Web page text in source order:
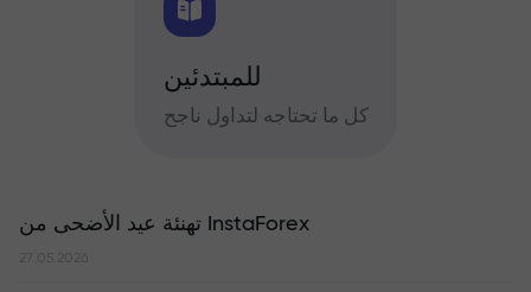
للمبتدئين
كل ما تحتاجه لتداول ناجح
تهنئة عيد الأضحى من InstaForex
27.05.2026